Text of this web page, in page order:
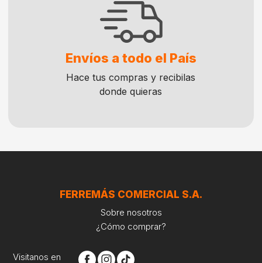
Envíos a todo el País
Hace tus compras y recibilas
donde quieras
FERREMÁS COMERCIAL S.A.
Sobre nosotros
¿Cómo comprar?
Visitanos en